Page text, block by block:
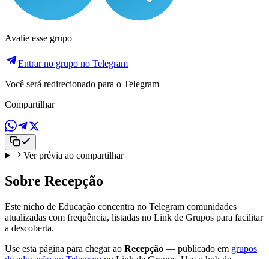
Avalie esse grupo
Entrar no grupo no Telegram
Você será redirecionado para o Telegram
Compartilhar
Ver prévia ao compartilhar
Sobre Recepção
Este nicho de Educação concentra no Telegram comunidades
atualizadas com frequência, listadas no Link de Grupos para facilitar
a descoberta.
Use esta página para chegar ao Recepção — publicado em grupos